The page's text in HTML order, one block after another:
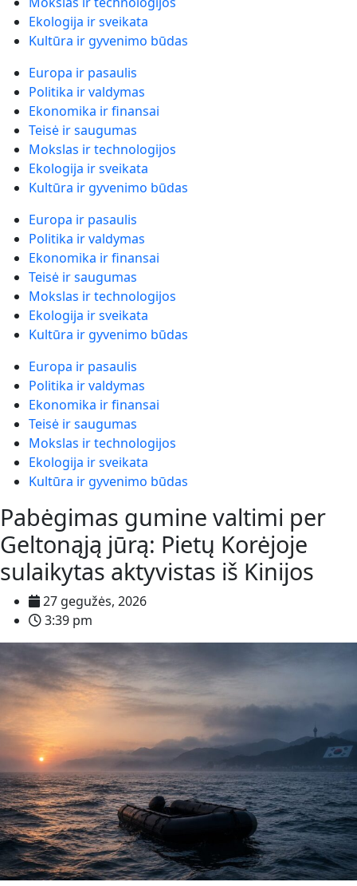
Ekologija ir sveikata
Kultūra ir gyvenimo būdas
Europa ir pasaulis
Politika ir valdymas
Ekonomika ir finansai
Teisė ir saugumas
Mokslas ir technologijos
Ekologija ir sveikata
Kultūra ir gyvenimo būdas
Europa ir pasaulis
Politika ir valdymas
Ekonomika ir finansai
Teisė ir saugumas
Mokslas ir technologijos
Ekologija ir sveikata
Kultūra ir gyvenimo būdas
Europa ir pasaulis
Politika ir valdymas
Ekonomika ir finansai
Teisė ir saugumas
Mokslas ir technologijos
Ekologija ir sveikata
Kultūra ir gyvenimo būdas
Pabėgimas gumine valtimi per
Geltonąją jūrą: Pietų Korėjoje
sulaikytas aktyvistas iš Kinijos
27 gegužės, 2026
3:39 pm